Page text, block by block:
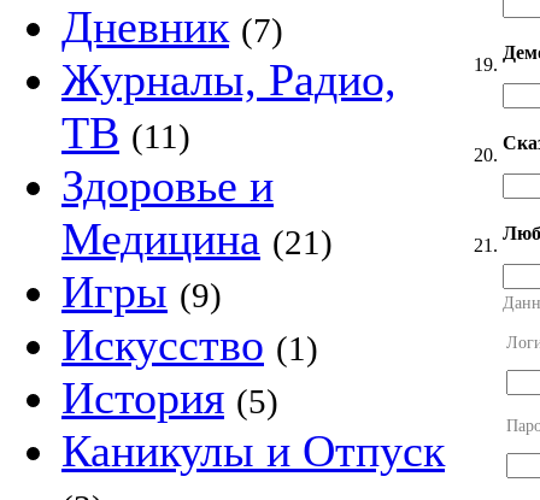
Дневник (7)
Журналы, Радио,
ТВ (11)
Здоровье и
Медицина (21)
Игры (9)
Искусство (1)
История (5)
Каникулы и Отпуск
19.
20.
21.